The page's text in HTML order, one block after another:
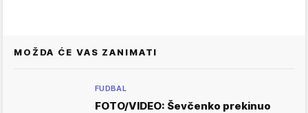
MOŽDA ĆE VAS ZANIMATI
FUDBAL
FOTO/VIDEO: Ševčenko prekinuo